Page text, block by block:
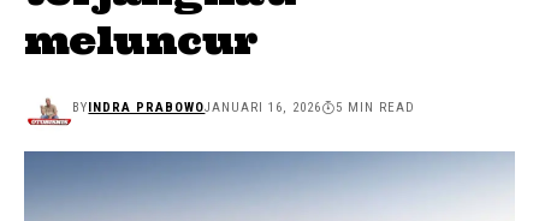
meluncur
BYINDRA PRABOWOJANUARI 16, 2026 5 MIN READ